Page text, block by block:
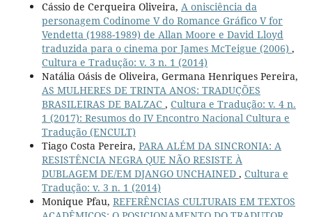
Cássio de Cerqueira Oliveira, A onisciência da
personagem Codinome V do Romance Gráfico V for
Vendetta (1988-1989) de Allan Moore e David Lloyd
traduzida para o cinema por James McTeigue (2006) ,
Cultura e Tradução: v. 3 n. 1 (2014)
Natália Oásis de Oliveira, Germana Henriques Pereira,
AS MULHERES DE TRINTA ANOS: TRADUÇÕES
BRASILEIRAS DE BALZAC , Cultura e Tradução: v. 4 n.
1 (2017): Resumos do IV Encontro Nacional Cultura e
Tradução (ENCULT)
Tiago Costa Pereira, PARA ALÉM DA SINCRONIA: A
RESISTÊNCIA NEGRA QUE NÃO RESISTE À
DUBLAGEM DE/EM DJANGO UNCHAINED , Cultura e
Tradução: v. 3 n. 1 (2014)
Monique Pfau, REFERÊNCIAS CULTURAIS EM TEXTOS